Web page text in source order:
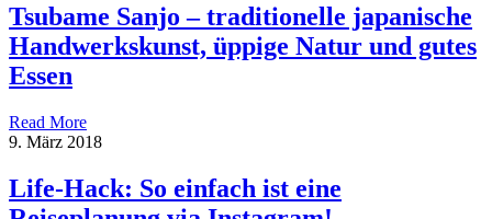
Tsubame Sanjo – traditionelle japanische
Handwerkskunst, üppige Natur und gutes
Essen
Read More
9. März 2018
Life-Hack: So einfach ist eine